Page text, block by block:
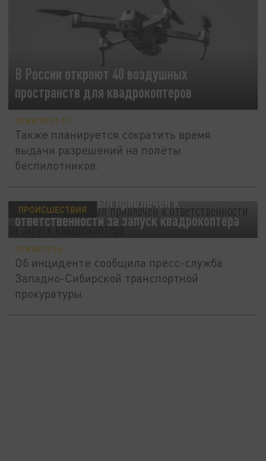
В России откроют 40 воздушных
пространств для квадрокоптеров
18 ИЮЛЯ 23:17
Также планируется сократить время
выдачи разрешений на полёты
беспилотников.
Кемеровчанин был привлечен к
ответственности за запуск квадрокоптера
ПРОИСШЕСТВИЯ
15 МАЯ 18:24
Об инциденте сообщила пресс-служба
Западно-Сибирской транспортной
прокуратуры.